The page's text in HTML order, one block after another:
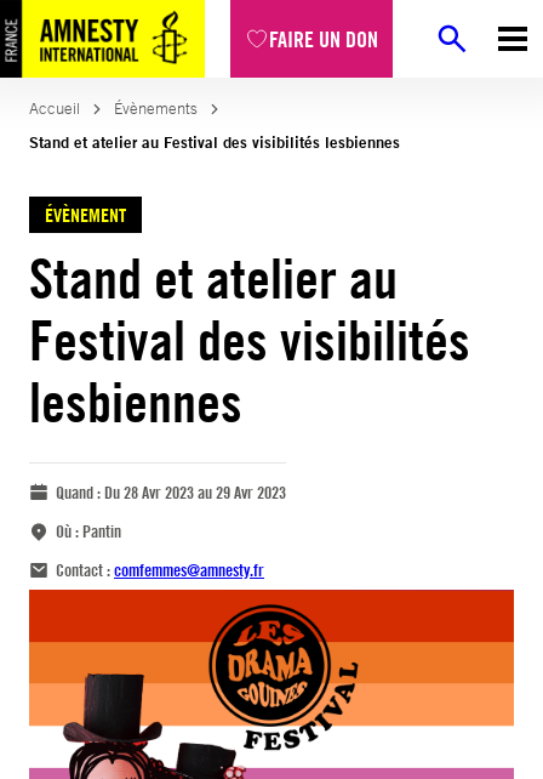
FAIRE UN DON
Accueil
Évènements
Stand et atelier au Festival des visibilités lesbiennes
ÉVÈNEMENT
Stand et atelier au
Festival des visibilités
lesbiennes
Quand :Du 28 Avr 2023 au 29 Avr 2023
Où :Pantin
Contact :comfemmes@amnesty.fr